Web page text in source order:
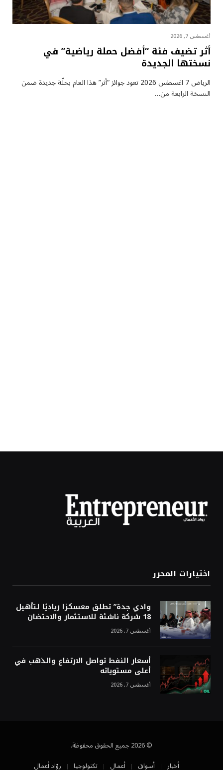
أغسطس 7, 2026
أثر تضيف فئة “أفضل حملة رياضية” في
نسختها الجديدة
الرياض 7 اغسطس 2026 تعود جوائز “أثر” هذا العام بحلّة جديدة ضمن
النسخة الرابعة من…
اختيارات المحرر
وادي جدة” تطلق معسكرًا رياديًا لتأهيل
18 شركة ناشئة للاستثمار والاحتضان
أغسطس 7, 2026
أسعار النفط تواصل الارتفاع والذهب في
أعلى مستوياته
أغسطس 7, 2026
© 2026 جميع الحقوق محفوظة.
أخبار
أسواق أعمال تكنولوجيا روّاد أعمال